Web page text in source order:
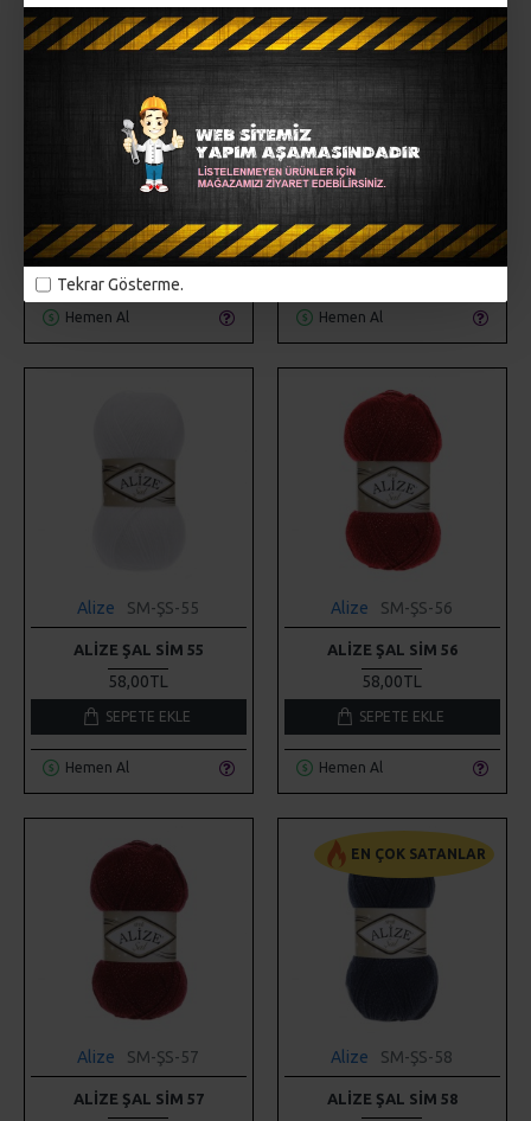
Tekrar Gösterme.
SM-ŞS-450
58,00TL
SEPETE EKLE
Hemen Al
Alize SM-ŞS-541
58,00TL
SEPETE EKLE
Hemen Al
Alize SM-ŞS-55
ALIZE ŞAL SIM 55
58,00TL
SEPETE EKLE
Hemen Al
Alize SM-ŞS-56
ALIZE ŞAL SIM 56
58,00TL
SEPETE EKLE
Hemen Al
Alize SM-ŞS-57
ALIZE ŞAL SIM 57
EN ÇOK SATANLAR
Alize SM-ŞS-58
ALIZE ŞAL SIM 58